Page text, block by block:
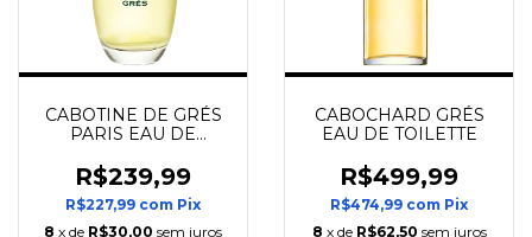
CABOTINE DE GRÉS
PARIS EAU DE
R$239,99
R$227,99 com Pix
8 x de R$30,00 sem juros
CABOCHARD GRÉS
EAU DE TOILETTE
R$499,99
R$474,99 com Pix
8 x de R$62,50 sem juros